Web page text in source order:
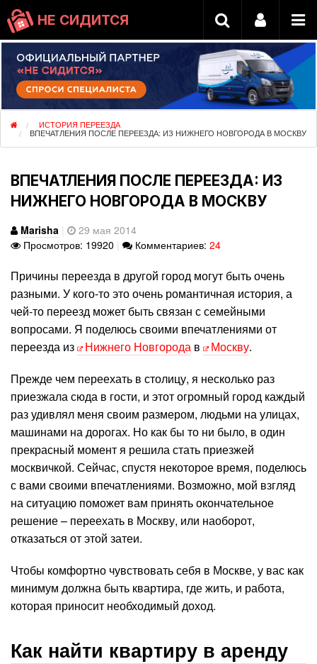
НЕ СИДИТСЯ
ИСТОРИЯ ПЕРЕЕЗДА
ВПЕЧАТЛЕНИЯ ПОСЛЕ ПЕРЕЕЗДА: ИЗ НИЖНЕГО НОВГОРОДА В МОСКВУ
ВПЕЧАТЛЕНИЯ ПОСЛЕ ПЕРЕЕЗДА: ИЗ
НИЖНЕГО НОВГОРОДА В МОСКВУ
Marisha
29 мая 2014
Просмотров: 19920
Комментариев: 24
Причины переезда в другой город могут быть очень
разными. У кого-то это очень романтичная история, а
чей-то переезд может быть связан с семейными
вопросами. Я поделюсь своими впечатлениями от
переезда из
Нижнего Новгорода в Москву.
Прежде чем переехать в столицу, я несколько раз
приезжала сюда в гости, и этот огромный город каждый
раз удивлял меня своим размером, людьми на улицах,
машинами на дорогах. Но как бы то ни было, в один
прекрасный момент я решила стать приезжей
москвичкой. Сейчас, спустя некоторое время, поделюсь
с вами своими впечатлениями. Возможно, мой взгляд
на ситуацию поможет вам принять окончательное
решение – переехать в Москву, или наоборот,
отказаться от этой затеи.
Чтобы комфортно чувствовать себя в Москве, у вас как
минимум должна быть квартира, где жить, и работа,
которая приносит необходимый доход.
Как найти квартиру в аренду